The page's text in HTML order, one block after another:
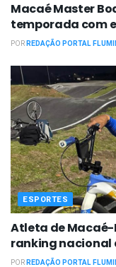
Macaé Master
temporada com
PORREDAÇÃO PORTAL
ESPORTES
Atleta de Macaé-
ranking nacional
PORREDAÇÃO PORTAL